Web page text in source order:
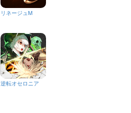
リネージュM
逆転オセロニア